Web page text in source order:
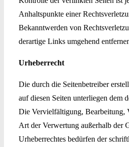
Anhaltspunkte einer
Bekanntwerden von
derartige Links umgehend
Urheberrecht
Die durch die Seitenbetreiber
auf diesen Seiten unterliegen dem
Die Vervielfältigung, Bearbeitung,
Art der Verwertung außerhalb der
Urheberrechtes bedürfen der